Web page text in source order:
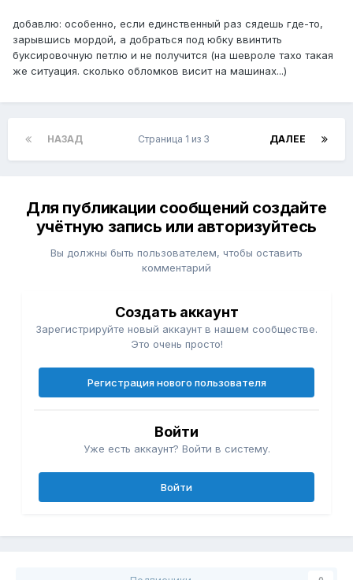
добавлю: особенно, если единственный раз сядешь где-то,
зарывшись мордой, а добраться под юбку ввинтить
буксировочную петлю и не получится (на шевроле тахо такая
же ситуация. сколько обломков висит на машинах...)
НАЗАД ДАЛЕЕ
Страница 1 из 3
Для публикации сообщений создайте
учётную запись или авторизуйтесь
Вы должны быть пользователем, чтобы оставить
комментарий
Создать аккаунт
Зарегистрируйте новый аккаунт в нашем сообществе.
Это очень просто!
Регистрация нового пользователя
Войти
Уже есть аккаунт? Войти в систему.
Войти